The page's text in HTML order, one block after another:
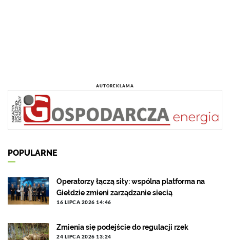
AUTOREKLAMA
POPULARNE
Operatorzy łączą siły: wspólna platforma na
Giełdzie zmieni zarządzanie siecią
16 LIPCA 2026 14:46
Zmienia się podejście do regulacji rzek
24 LIPCA 2026 13:24